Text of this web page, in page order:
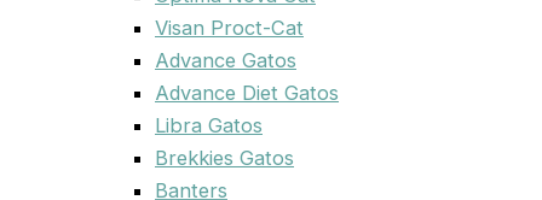
Visan Proct-Cat
Advance Gatos
Advance Diet Gatos
Libra Gatos
Brekkies Gatos
Banters